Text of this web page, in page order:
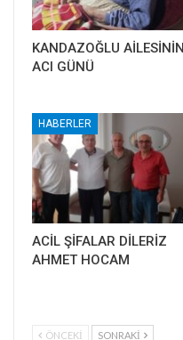
KANDAZOĞLU AİLESİNİN
ACI GÜNÜ
HABERLER
ACİL ŞİFALAR DİLERİZ
AHMET HOCAM
ÖNCEKI SONRAKI